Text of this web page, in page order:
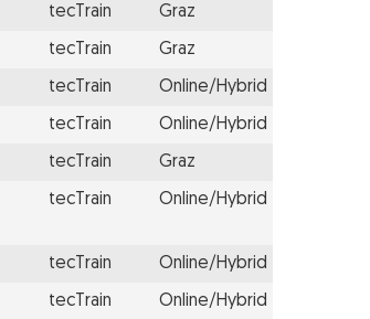
tecTrain Graz
tecTrain Graz
tecTrain Online/Hybrid
tecTrain Online/Hybrid
tecTrain Graz
tecTrain Online/Hybrid
tecTrain Online/Hybrid
tecTrain Online/Hybrid